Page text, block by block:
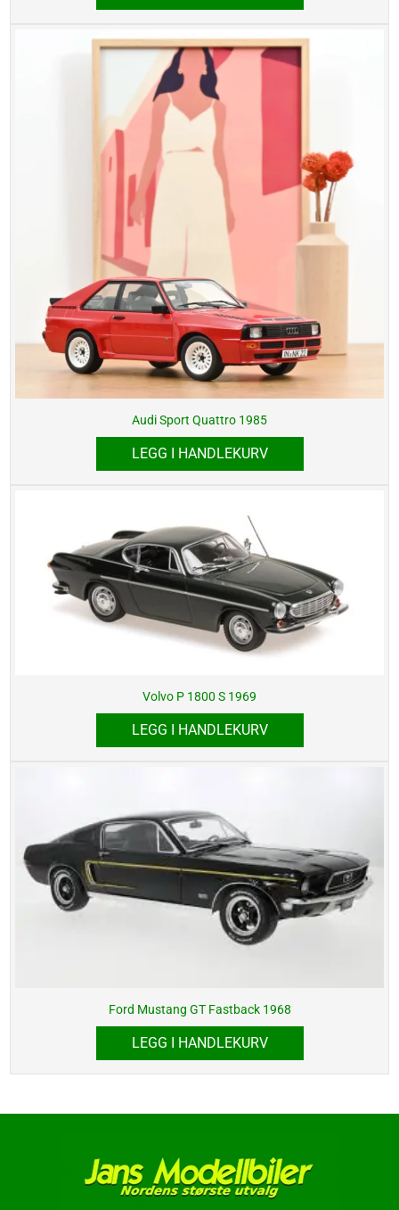
Audi Sport Quattro 1985
LEGG I HANDLEKURV
Volvo P 1800 S 1969
LEGG I HANDLEKURV
Ford Mustang GT Fastback 1968
LEGG I HANDLEKURV